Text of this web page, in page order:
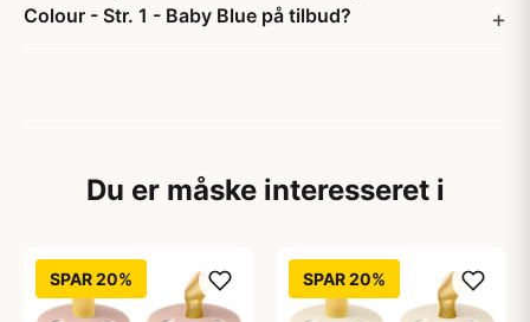
Colour - Str. 1 - Baby Blue på tilbud?
Du er måske interesseret i
SPAR 20% SPAR 20%